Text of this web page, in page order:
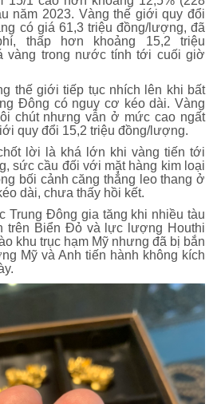
năm 2023. Vàng thế giới quy đổi
có giá 61,3 triệu đồng/lượng, đã
thấp hơn khoảng 15,2 triệu
vàng trong nước tính tới cuối giờ
thế giới tiếp tục nhích lên khi bất
Đông có nguy cơ kéo dài. Vàng
chút nhưng vẫn ở mức cao ngất
quy đổi 15,2 triệu đồng/lượng.
lời là khá lớn khi vàng tiến tới
sức cầu đối với mặt hàng kim loại
bối cảnh căng thẳng leo thang ở
dài, chưa thấy hồi kết.
Trung Đông gia tăng khi nhiều tàu
trên Biển Đỏ và lực lượng Houthi
khu trục hạm Mỹ nhưng đã bị bắn
Mỹ và Anh tiến hành không kích